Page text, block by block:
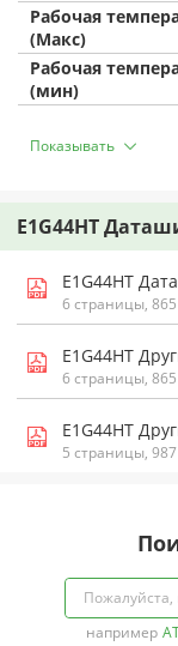
Рабочая
(Макс)
Рабочая
(мин)
Показывать
E1G44HT
E1G44HT
6 страницы,
E1G44HT
6 страницы,
E1G44HT
5 страницы,
например